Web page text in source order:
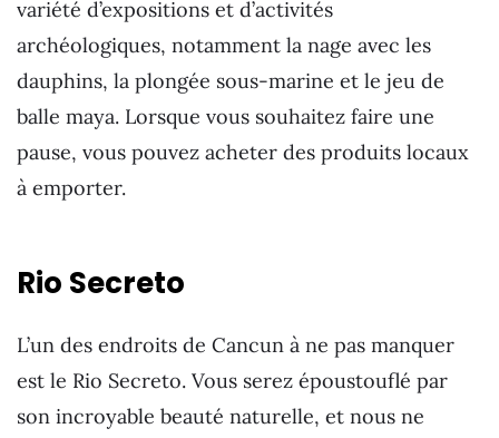
variété d’expositions et d’activités
archéologiques, notamment la nage avec les
dauphins, la plongée sous-marine et le jeu de
balle maya. Lorsque vous souhaitez faire une
pause, vous pouvez acheter des produits locaux
à emporter.
Rio Secreto
L’un des endroits de Cancun à ne pas manquer
est le Rio Secreto. Vous serez époustouflé par
son incroyable beauté naturelle, et nous ne